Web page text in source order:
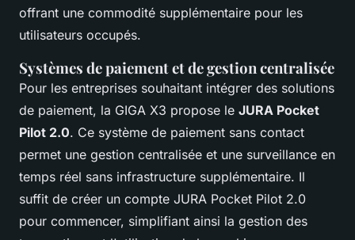
offrant une commodité supplémentaire pour les
utilisateurs occupés.
Systèmes de paiement et de gestion centralisée
Pour les entreprises souhaitant intégrer des solutions
de paiement, la GIGA X3 propose le JURA Pocket
Pilot 2.0. Ce système de paiement sans contact
permet une gestion centralisée et une surveillance en
temps réel sans infrastructure supplémentaire. Il
suffit de créer un compte JURA Pocket Pilot 2.0
pour commencer, simplifiant ainsi la gestion des